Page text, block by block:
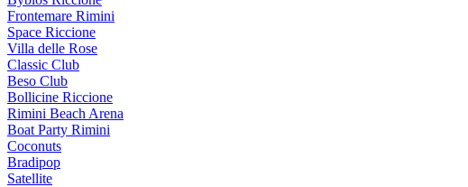
Frontemare Rimini
Space Riccione
Villa delle Rose
Classic Club
Beso Club
Bollicine Riccione
Rimini Beach Arena
Boat Party Rimini
Coconuts
Bradipop
Satellite